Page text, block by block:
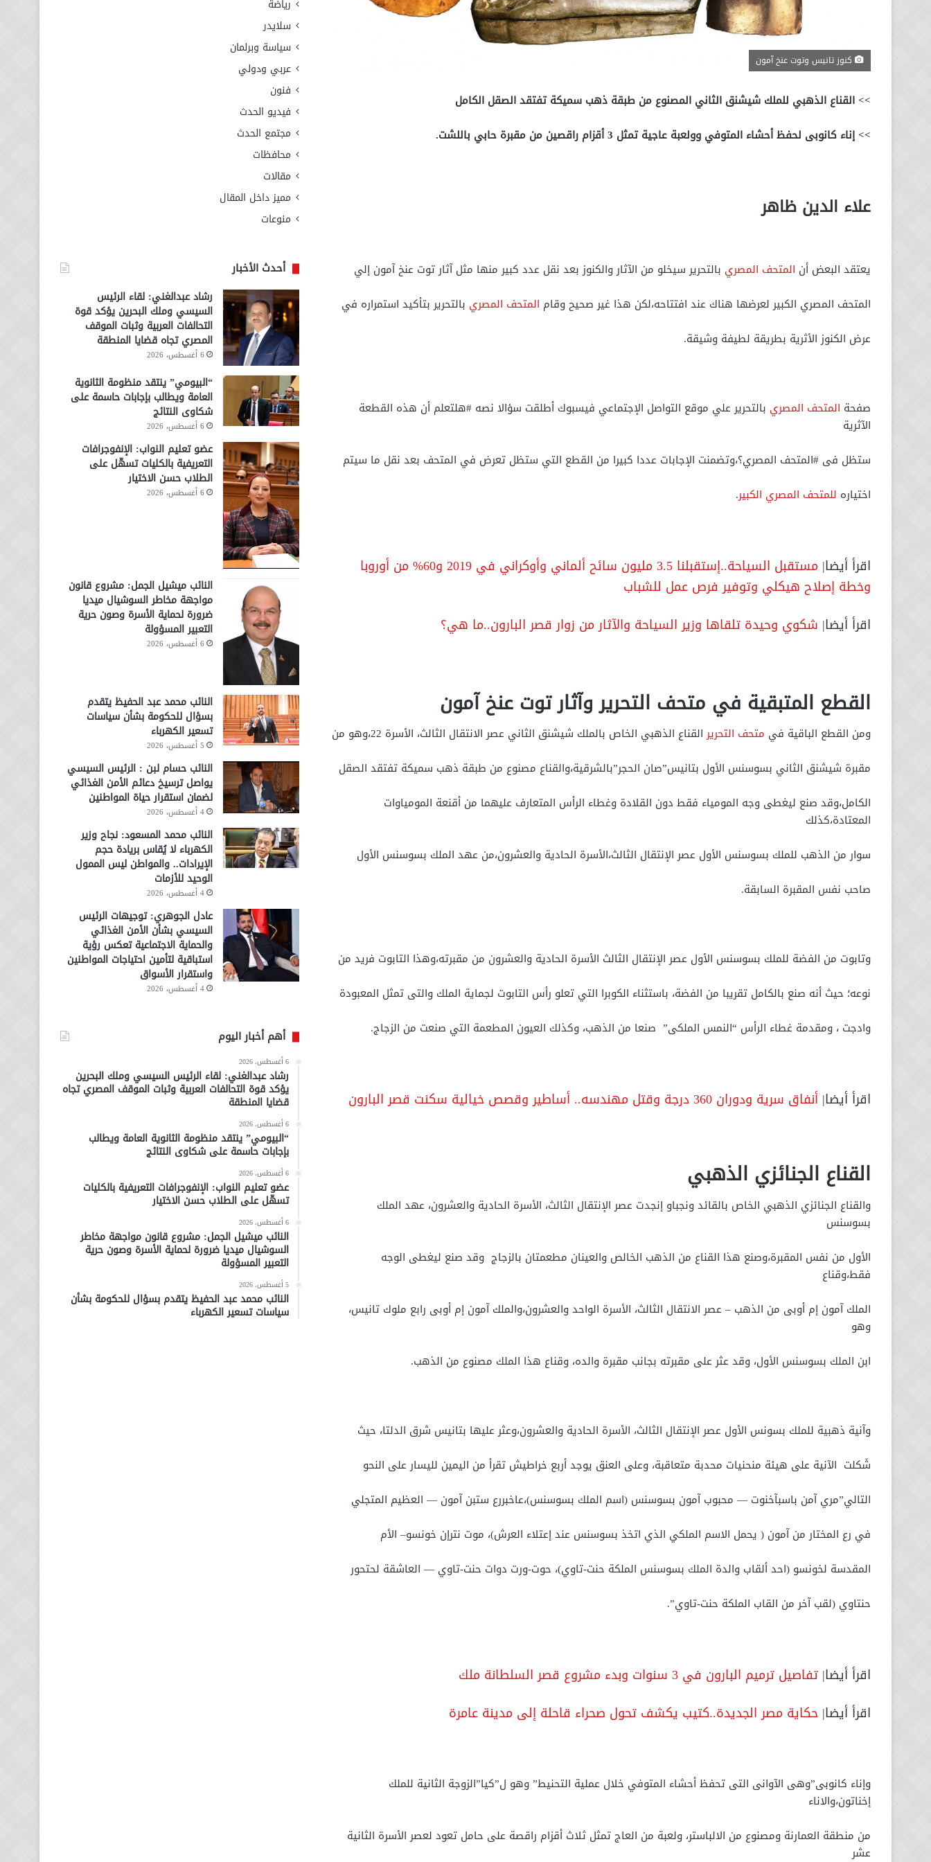
كنوز تانيس وتوت عنخ آمون
>> القناع الذهبي للملك شيشنق الثاني المصنوع من طبقة ذهب سميكة تفتقد الصقل الكامل
>> إناء كانوبى لحفظ أحشاء المتوفي وولعبة عاجية تمثل 3 أقزام راقصين من مقبرة حابي باللشت.
علاء الدين ظاهر
يعتقد البعض أن المتحف المصري بالتحرير سيخلو من الآثار والكنوز بعد نقل عدد كبير منها مثل آثار توت عنخ آمون إلي
المتحف المصري الكبير لعرضها هناك عند افتتاحه،لكن هذا غير صحيح وقام المتحف المصري بالتحرير بتأكيد استمراره في
عرض الكنوز الأثرية بطريقة لطيفة وشيقة.
صفحة المتحف المصري بالتحرير علي موقع التواصل الإجتماعي فيسبوك أطلقت سؤالا نصه #هلتعلم أن هذه القطعة
الآثرية
ستظل فى #المتحف المصري؟،وتضمنت الإجابات عددا كبيرا من القطع التي ستظل تعرض في المتحف بعد نقل ما سيتم
اختياره للمتحف المصري الكبير.
اقرأ أيضا|
مستقبل السياحة..إستقبلنا 3.5 مليون سائح ألماني وأوكراني في 2019 و60% من أوروبا
وخطة إصلاح هيكلي وتوفير فرص عمل للشباب
اقرأ أيضا| شكوي وحيدة تلقاها وزير السياحة والآثار من زوار قصر البارون..ما هي؟
القطع المتبقية في متحف التحرير وآثار توت عنخ آمون
ومن القطع الباقية في متحف التحريرالقناع الذهبي الخاص بالملك شيشنق الثاني عصر الانتقال الثالث، الأسرة 22،وهو من
مقبرة شيشنق الثاني بسوسنس الأول بتانيس”صان الحجر”بالشرقية،والقناع مصنوع من طبقة ذهب سميكة تفتقد الصقل
الكامل،وقد صنع ليغطى وجه المومياء فقط دون القلادة وغطاء الرأس المتعارف عليهما من أقنعة المومياوات
المعتادة،كذلك
سوار من الذهب للملك بسوسنس الأول عصر الإنتقال الثالث،الأسرة الحادية والعشرون،من عهد الملك بسوسنس الأول
صاحب نفس المقبرة السابقة.
وتابوت من الفضة للملك بسوسنس الأول عصر الإنتقال الثالث الأسرة الحادية والعشرون من مقبرته،وهذا التابوت فريد من
نوعه؛ حيث أنه صنع بالكامل تقريبا من الفضة، باستثناء الكوبرا التي تعلو رأس التابوت لجماية الملك والتى تمثل المعبودة
وادجت ، ومقدمة غطاء الرأس “النمس الملكى” صنعا من الذهب، وكذلك العيون المطعمة التي صنعت من الزجاج.
اقرأ أيضا| أنفاق سرية ودوران 360 درجة وقتل مهندسه.. أساطير وقصص خيالية سكنت قصر البارون
القناع الجنائزي الذهبي
والقناع الجنائزي الذهبي الخاص بالقائد ونجباو إنجدت عصر الإنتقال الثالث، الأسرة الحادية والعشرون، عهد الملك
بسوسنس
الأول من نفس المقبرة،وصنع هذا القناع من الذهب الخالص والعينان مطعمتان بالزجاج وقد صنع ليغطى الوجه
فقط،وقناع
الملك آمون إم أوبى من الذهب – عصر الانتقال الثالث، الأسرة الواحد والعشرون،والملك آمون إم أوبى رابع ملوك تانيس،
وهو
ابن الملك بسوسنس الأول، وقد عثر على مقبرته بجانب مقبرة والده، وقناع هذا الملك مصنوع من الذهب.
وآنية ذهبية للملك بسونس الأول عصر الإنتقال الثالث، الأسرة الحادية والعشرون،وعثر عليها بتانيس شرق الدلتا، حيث
شَكلت الآنية على هيئة منحنيات محدبة متعاقبة، وعلى العنق يوجد أربع خراطيش تقرأ من اليمين لليسار على النحو
التالي”مري آمن باسبآخنوت — محبوب آمون بسوسنس (اسم الملك بسوسنس)،عاخبررع ستبن آمون — العظيم المتجلي
في رع المختار من آمون ( يحمل الاسم الملكي الذي اتخذ بسوسنس عند إعتلاء العرش)، موت نترإن خونسو– الأم
المقدسة لخونسو (احد ألقاب والدة الملك بسوسنس الملكة حنت-تاوي)، حوت-ورت دوات حنت-تاوي — العاشقة لحتحور
حنتاوي (لقب آخر من القاب الملكة حنت-تاوي”.
اقرأ أيضا| تفاصيل ترميم البارون في 3 سنوات وبدء مشروع قصر السلطانة ملك
اقرأ أيضا| حكاية مصر الجديدة..كتيب يكشف تحول صحراء قاحلة إلى مدينة عامرة
وإناء كانوبى”وهى الآوانى التى تحفظ أحشاء المتوفي خلال عملية التحنيط” وهو ل”كيا”الزوجة الثانية للملك
إخناتون،والاناء
من منطقة العمارنة ومصنوع من الالباستر، ولعبة من العاج تمثل ثلاث أقزام راقصة على حامل تعود لعصر الأسرة الثانية
عشر
رياضة
سلايدر
سياسة وبرلمان
عربي ودولي
فنون
فيديو الحدث
مجتمع الحدث
محافظات
مقالات
مميز داخل المقال
منوعات
أحدث الأخبار
رشاد عبدالغني: لقاء الرئيس
السيسي وملك البحرين يؤكد قوة
التحالفات العربية وثبات الموقف
المصري تجاه قضايا المنطقة
6 أغسطس، 2026
“البيومي” ينتقد منظومة الثانوية
العامة ويطالب بإجابات حاسمة على
شكاوى النتائج
6 أغسطس، 2026
عضو تعليم النواب: الإنفوجرافات
التعريفية بالكليات تسهّل على
الطلاب حسن الاختيار
6 أغسطس، 2026
النائب ميشيل الجمل: مشروع قانون
مواجهة مخاطر السوشيال ميديا
ضرورة لحماية الأسرة وصون حرية
التعبير المسؤولة
6 أغسطس، 2026
النائب محمد عبد الحفيظ يتقدم
بسؤال للحكومة بشأن سياسات
تسعير الكهرباء
5 أغسطس، 2026
النائب حسام لبن : الرئيس السيسي
يواصل ترسيخ دعائم الأمن الغذائي
لضمان استقرار حياة المواطنين
4 أغسطس، 2026
النائب محمد المسعود: نجاح وزير
الكهرباء لا يُقاس بريادة حجم
الإيرادات.. والمواطن ليس الممول
الوحيد للأزمات
4 أغسطس، 2026
عادل الجوهري: توجيهات الرئيس
السيسي بشأن الأمن الغذائي
والحماية الاجتماعية تعكس رؤية
استباقية لتأمين احتياجات المواطنين
واستقرار الأسواق
4 أغسطس، 2026
أهم أخبار اليوم
6 أغسطس، 2026
رشاد عبدالغني: لقاء الرئيس السيسي وملك البحرين
يؤكد قوة التحالفات العربية وثبات الموقف المصري تجاه
قضايا المنطقة
6 أغسطس، 2026
“البيومي” ينتقد منظومة الثانوية العامة ويطالب
بإجابات حاسمة على شكاوى النتائج
6 أغسطس، 2026
عضو تعليم النواب: الإنفوجرافات التعريفية بالكليات
تسهّل على الطلاب حسن الاختيار
6 أغسطس، 2026
النائب ميشيل الجمل: مشروع قانون مواجهة مخاطر
السوشيال ميديا ضرورة لحماية الأسرة وصون حرية
التعبير المسؤولة
5 أغسطس، 2026
النائب محمد عبد الحفيظ يتقدم بسؤال للحكومة بشأن
سياسات تسعير الكهرباء